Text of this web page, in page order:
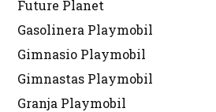
Future Planet
Gasolinera Playmobil
Gimnasio Playmobil
Gimnastas Playmobil
Granja Playmobil